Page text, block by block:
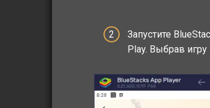
Запустите
Play. Выбрав игру